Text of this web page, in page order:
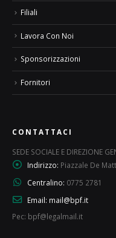
Filiali
Lavora Con Noi
Sponsorizzazioni
Fornitori
CONTATTACI
SEDE SOCIALE E DIREZIONE
Indirizzo: Piazzale De
Centralino: 0775 2781
Email: mail@bpf.it
Pec: bpf@legalmail.it